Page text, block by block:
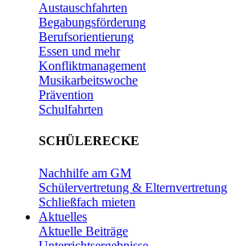
Austauschfahrten
Begabungsförderung
Berufsorientierung
Essen und mehr
Konfliktmanagement
Musikarbeitswoche
Prävention
Schulfahrten
SCHÜLERECKE
Nachhilfe am GM
Schülervertretung & Elternvertretung
Schließfach mieten
Aktuelles
Aktuelle Beiträge